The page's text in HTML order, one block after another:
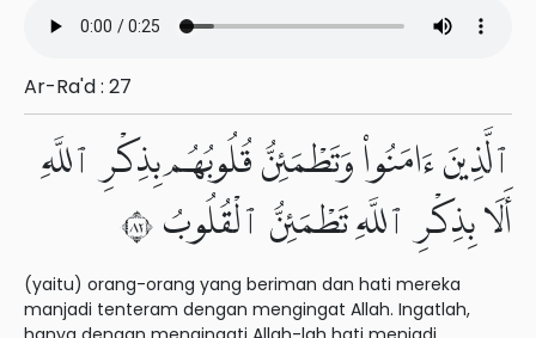
Ar-Ra'd : 27
ٱلَّذِينَ ءَامَنُوا۟ وَتَطْمَئِنُّ قُلُوبُهُم بِذِكْرِ ٱللَّهِ
أَلَا بِذِكْرِ ٱللَّهِ تَطْمَئِنُّ ٱلْقُلُوبُ ٢٨
(yaitu) orang-orang yang beriman dan hati mereka
manjadi tenteram dengan mengingat Allah. Ingatlah,